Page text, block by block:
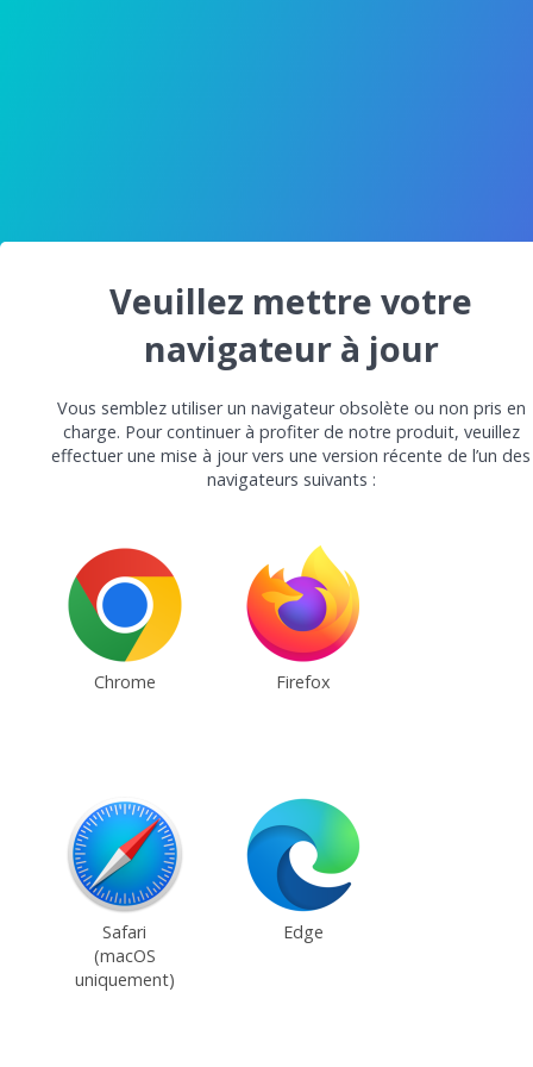
Veuillez mettre votre
navigateur à jour
Vous semblez utiliser un navigateur obsolète ou non pris en
charge. Pour continuer à profiter de notre produit, veuillez
effectuer une mise à jour vers une version récente de l’un des
navigateurs suivants :
Chrome Firefox
Safari
(macOS
uniquement)
Edge